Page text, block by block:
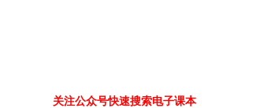
关注公众号快速搜索电子课本